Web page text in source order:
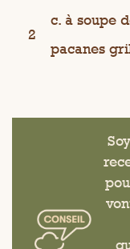
2
c. à soupe
pacanes